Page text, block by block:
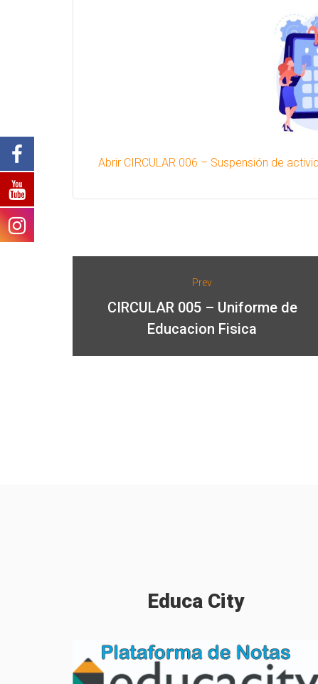
Abrir CIRCULAR 006 – Suspensión de
Prev
CIRCULAR 005 – Uniforme de
Educacion Fisica
Educa City